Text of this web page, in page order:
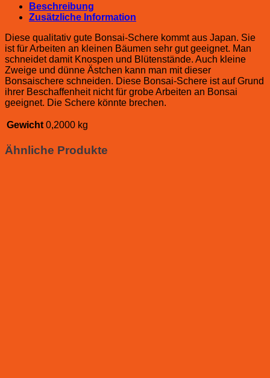
Beschreibung
Zusätzliche Information
Diese qualitativ gute Bonsai-Schere kommt aus Japan. Sie
ist für Arbeiten an kleinen Bäumen sehr gut geeignet. Man
schneidet damit Knospen und Blütenstände. Auch kleine
Zweige und dünne Ästchen kann man mit dieser
Bonsaischere schneiden. Diese Bonsai-Schere ist auf Grund
ihrer Beschaffenheit nicht für grobe Arbeiten an Bonsai
geeignet. Die Schere könnte brechen.
Gewicht 0,2000 kg
Ähnliche Produkte